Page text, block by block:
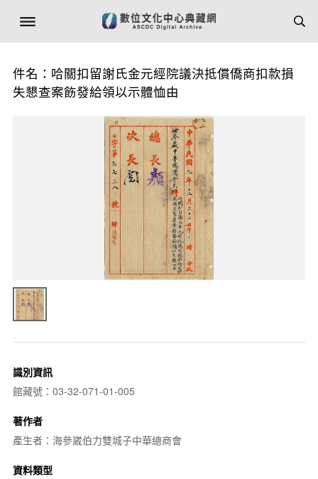
件名：哈關扣留謝氏金元經院議決抵償僑商扣款損
失懇查案飭發給領以示體恤由
識別資訊
館藏號：03-32-071-01-005
著作者
產生者：海參崴伯力雙城子中華總商會
資料類型